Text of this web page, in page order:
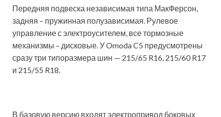
Передняя подвеска независимая типа МакФерсон,
задняя – пружинная полузависимая. Рулевое
управление с электроусителем, все тормозные
механизмы – дисковые. У Omoda C5 предусмотрены
сразу три типоразмера шин — 215/65 R16, 215/60 R17
и 215/55 R18.
В базовую версию входят электропривод боковых